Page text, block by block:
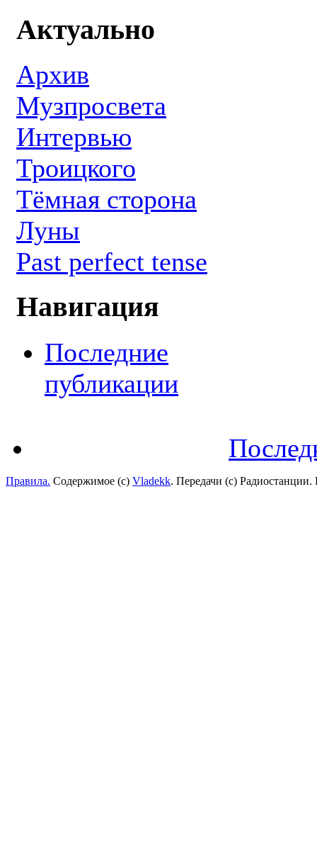
Актуально
Архив
Музпросвета
Интервью
Троицкого
Тёмная сторона
Луны
Past perfect tense
Навигация
Последние
публикации
Правила. Содержимое (с) Vladekk. Передачи (с)